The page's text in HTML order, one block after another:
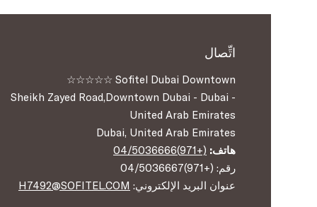
اتِّصال
Sofitel Dubai Downtown ☆☆☆☆☆
Sheikh Zayed Road,Downtown Dubai - Dubai -
United Arab Emirates
Dubai, United Arab Emirates
هاتف: (+971)04/5036666
رقم: (+971)04/5036667
عنوان البريد الإلكتروني: H7492@SOFITEL.COM